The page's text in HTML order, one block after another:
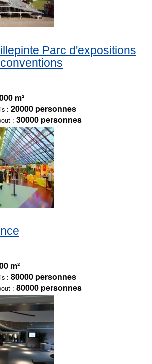
Parc d'expositions
m²
20000 personnes
30000 personnes
m²
80000 personnes
80000 personnes